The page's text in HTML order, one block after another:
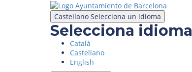
Castellano Selecciona un idioma
Selecciona idioma
Català
Castellano
English